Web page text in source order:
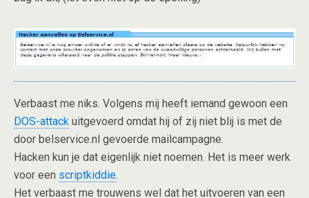
Verbaast me niks. Volgens mij heeft iemand gewoon een
DOS-attack uitgevoerd omdat hij of zij niet blij is met de
door belservice.nl gevoerde mailcampagne.
Hacken kun je dat eigenlijk niet noemen. Het is meer werk
voor een scriptkiddie.
Het verbaast me trouwens wel dat het uitvoeren van een